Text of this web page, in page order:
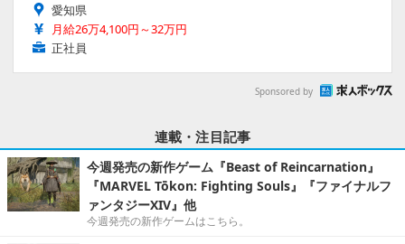
愛知県
月給26万4,100円～32万円
正社員
Sponsored by
連載・注目記事
今週発売の新作ゲーム『Beast of Reincarnation』
『MARVEL Tōkon: Fighting Souls』『ファイナルフ
ァンタジーXIV』他
今週発売の新作ゲームはこちら。